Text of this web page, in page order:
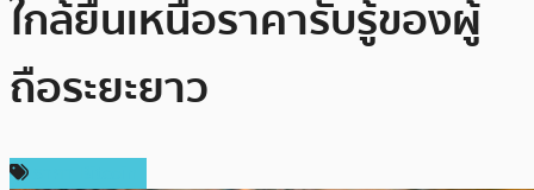
ใกล้ยืนเหนือราคารับรู้ของผู้
ถือระยะยาว